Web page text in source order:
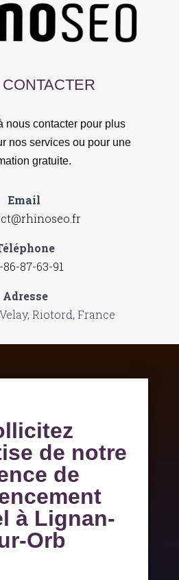
nous contacter pour plus
nos services ou pour une
gratuite.
Email
86-87-63-91
Adresse
Riotord, France
de notre
de
à Lignan-
Orb